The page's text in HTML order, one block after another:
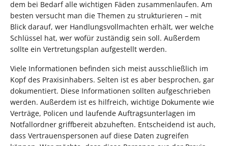
dem bei Bedarf alle wichtigen Fäden zusammenlaufen. Am
besten versucht man die Themen zu strukturieren – mit
Blick darauf, wer Handlungsvollmachten erhält, wer welche
Schlüssel hat, wer wofür zuständig sein soll. Außerdem
sollte ein Vertretungsplan aufgestellt werden.
Viele Informationen befinden sich meist ausschließlich im
Kopf des Praxisinhabers. Selten ist es aber besprochen, gar
dokumentiert. Diese Informationen sollten aufgeschrieben
werden. Außerdem ist es hilfreich, wichtige Dokumente wie
Verträge, Policen und laufende Auftragsunterlagen im
Notfallordner griffbereit abzuheften. Entscheidend ist auch,
dass Vertrauenspersonen auf diese Daten zugreifen